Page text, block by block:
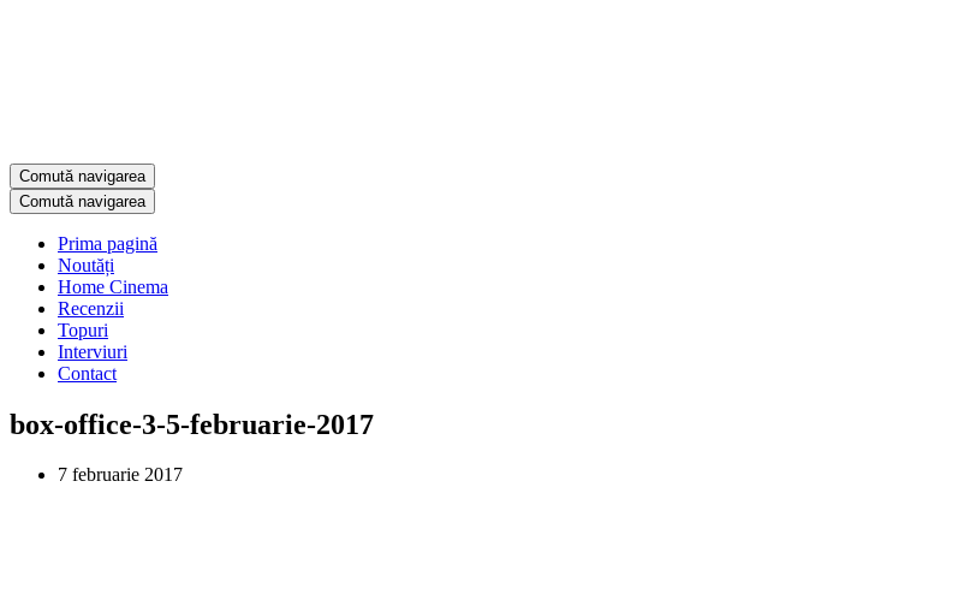
Comută navigarea
Comută navigarea
Prima pagină
Noutăți
Home Cinema
Recenzii
Topuri
Interviuri
Contact
box-office-3-5-februarie-2017
7 februarie 2017